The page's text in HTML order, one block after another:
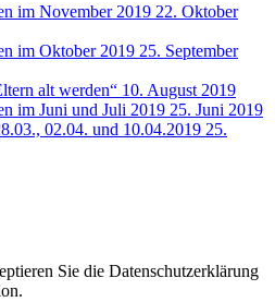
im November 2019 22. Oktober
im Oktober 2019 25. September
alt werden“ 10. August 2019
im Juni und Juli 2019 25. Juni 2019
02.04. und 10.04.2019 25.
Sie die Datenschutzerklärung